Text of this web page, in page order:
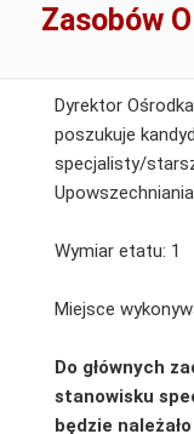
Zasobów
Dyrektor
poszukuje
specjalisty/
Wymiar etatu: 1
Miejsce
Do głównych
stanowisku
będzie